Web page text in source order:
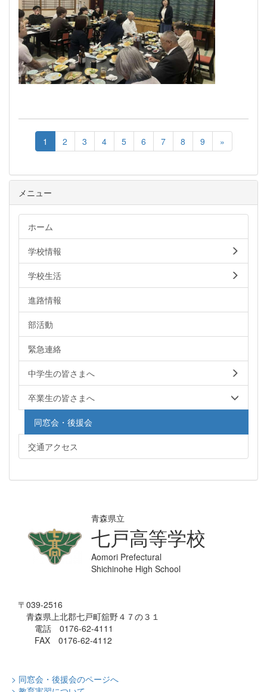
1 2 3 4 5 6 7 8 9 »
メニュー
ホーム
学校情報
学校生活
進路情報
部活動
緊急連絡
中学生の皆さまへ
卒業生の皆さまへ
同窓会・後援会
交通アクセス
青森県立
七戸高等学校
Aomori Prefectural
Shichinohe High School
〒039-2516
青森県上北郡七戸町舘野４７の３１
電話 0176-62-4111
FAX 0176-62-4112
> 同窓会・後援会のページへ